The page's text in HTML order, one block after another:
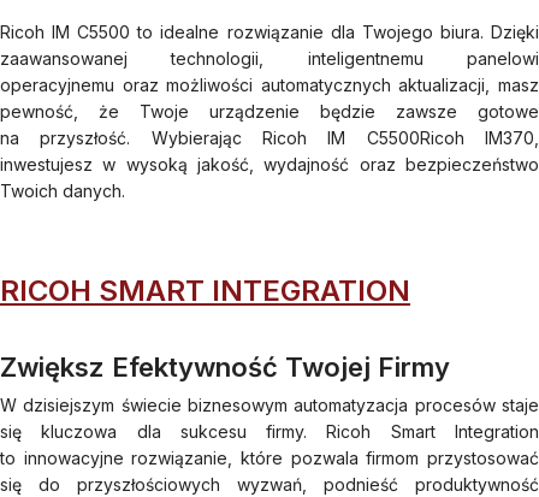
Ricoh IM C5500 to idealne rozwiązanie dla Twojego biura. Dzięki
zaawansowanej technologii, inteligentnemu panelowi
operacyjnemu oraz możliwości automatycznych aktualizacji, masz
pewność, że Twoje urządzenie będzie zawsze gotowe
na przyszłość. Wybierając Ricoh IM C5500Ricoh IM370,
inwestujesz w wysoką jakość, wydajność oraz bezpieczeństwo
Twoich danych.
RICOH SMART INTEGRATION
Zwiększ Efektywność Twojej Firmy
W dzisiejszym świecie biznesowym automatyzacja procesów staje
się kluczowa dla sukcesu firmy. Ricoh Smart Integration
to innowacyjne rozwiązanie, które pozwala firmom przystosować
się do przyszłościowych wyzwań, podnieść produktywność